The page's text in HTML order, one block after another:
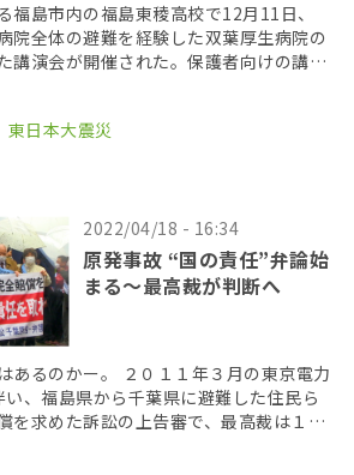
福島市内の福島東稜高校で12月11日、
院全体の避難を経験した双葉厚生病院の
講演会が開催された。保護者向けの講演
生徒も参加。15年前に起きた病 […]
東日本大震災
2022/04/18 - 16:34
原発事故 “国の責任”弁論始
まる〜最高裁が判断へ
あるのかー。 ２０１１年３月の東京電力
、福島県から千葉県に避難した住民ら
を求めた訴訟の上告審で、最高裁は１５
ら意見を聞く弁論を開いた。原発 […]